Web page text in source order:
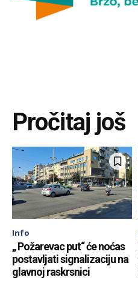
Pročitaj još
Info
„ Požarevac put“ će noćas
postavljati signalizaciju na
glavnoj raskrsnici